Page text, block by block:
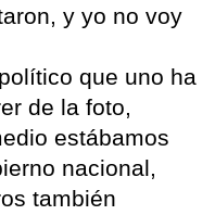
y yo no voy
que uno ha
de la foto,
estábamos
nacional,
también